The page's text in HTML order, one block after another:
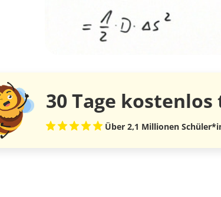
30 Tage kostenlos
Über 2,1 Millionen